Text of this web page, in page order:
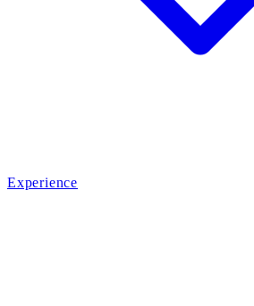
Experience